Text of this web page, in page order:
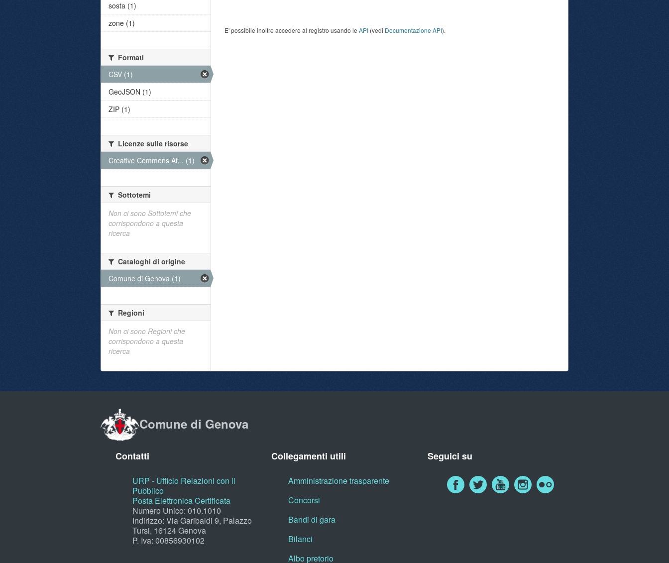
E' possibile inoltre accedere al registro usando le API (vedi Documentazione API).
sosta (1)
zone (1)
Formati
CSV (1)
GeoJSON (1)
ZIP (1)
Licenze sulle risorse
Creative Commons At... (1)
Sottotemi
Non ci sono Sottotemi che
corrispondono a questa
ricerca
Cataloghi di origine
Comune di Genova (1)
Regioni
Non ci sono Regioni che
corrispondono a questa
ricerca
Comune di Genova
Contatti
URP - Ufficio Relazioni con il
Pubblico
Posta Elettronica Certificata
Numero Unico: 010.1010
Indirizzo: Via Garibaldi 9, Palazzo
Tursi, 16124 Genova
P. Iva: 00856930102
Collegamenti utili
Amministrazione trasparente
Concorsi
Bandi di gara
Bilanci
Albo pretorio
Seguici su